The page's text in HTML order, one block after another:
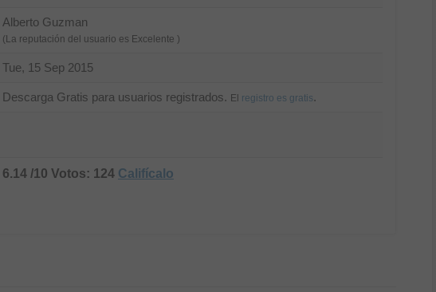
Alberto Guzman
(La reputación del usuario es Excelente )
Tue, 15 Sep 2015
Descarga Gratis para usuarios registrados. El registro es gratis.
6.14 /10 Votos: 124 Califícalo